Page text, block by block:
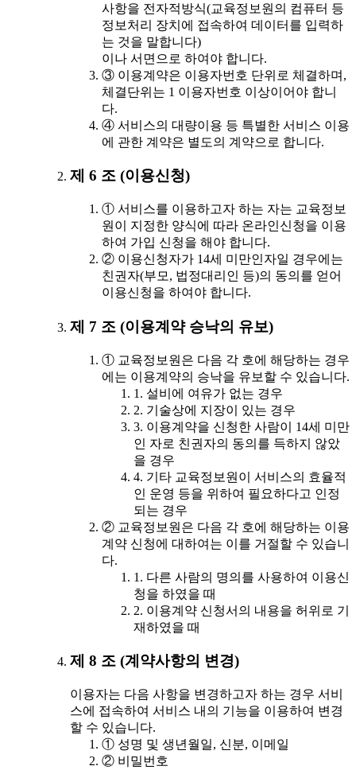
사항을 전자적방식(교육정보원의 컴퓨터 등
정보처리 장치에 접속하여 데이터를 입력하
는 것을 말합니다)
이나 서면으로 하여야 합니다.
③ 이용계약은 이용자번호 단위로 체결하며,
체결단위는 1 이용자번호 이상이어야 합니
다.
④ 서비스의 대량이용 등 특별한 서비스 이용
에 관한 계약은 별도의 계약으로 합니다.
제 6 조 (이용신청)
① 서비스를 이용하고자 하는 자는 교육정보
원이 지정한 양식에 따라 온라인신청을 이용
하여 가입 신청을 해야 합니다.
② 이용신청자가 14세 미만인자일 경우에는
친권자(부모, 법정대리인 등)의 동의를 얻어
이용신청을 하여야 합니다.
제 7 조 (이용계약 승낙의 유보)
① 교육정보원은 다음 각 호에 해당하는 경우
에는 이용계약의 승낙을 유보할 수 있습니다.
1. 설비에 여유가 없는 경우
2. 기술상에 지장이 있는 경우
3. 이용계약을 신청한 사람이 14세 미만
인 자로 친권자의 동의를 득하지 않았
을 경우
4. 기타 교육정보원이 서비스의 효율적
인 운영 등을 위하여 필요하다고 인정
되는 경우
② 교육정보원은 다음 각 호에 해당하는 이용
계약 신청에 대하여는 이를 거절할 수 있습니
다.
1. 다른 사람의 명의를 사용하여 이용신
청을 하였을 때
2. 이용계약 신청서의 내용을 허위로 기
재하였을 때
제 8 조 (계약사항의 변경)
이용자는 다음 사항을 변경하고자 하는 경우 서비
스에 접속하여 서비스 내의 기능을 이용하여 변경
할 수 있습니다.
① 성명 및 생년월일, 신분, 이메일
② 비밀번호